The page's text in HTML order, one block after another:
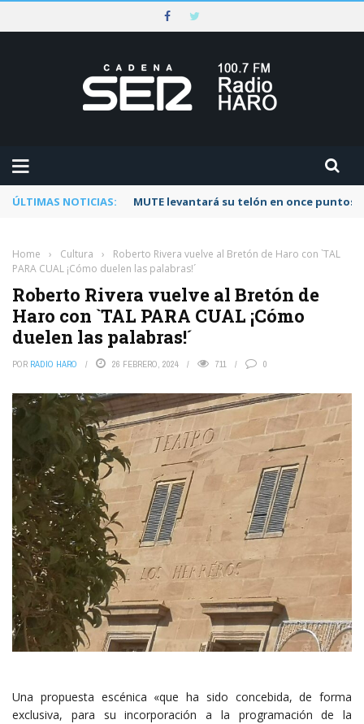
ÚLTIMAS NOTICIAS: Rescatado un ciclista accidentado en un
Home › Cultura ›
Roberto Rivera vuelve al Bretón de Haro con `TAL
PARA CUAL ¡Cómo duelen las palabras!´
Roberto Rivera vuelve al Bretón de
Haro con `TAL PARA CUAL ¡Cómo
duelen las palabras!´
POR RADIO HARO 26 FEBRERO, 2024 711 0
Una propuesta escénica «que ha sido concebida, de forma
exclusiva, para su incorporación a la programación de la